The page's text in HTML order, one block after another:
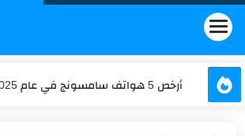
أرخص 5 هواتف سامسونج في عام 2025 | موقع السعر